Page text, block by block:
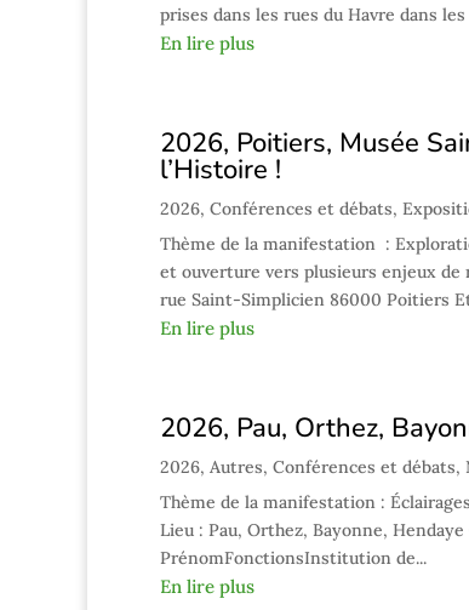
prises dans les rues du Havre dans
En lire plus
2026, Poitiers, Musée
l’Histoire !
2026, Conférences et débats,
Thème de la manifestation :
et ouverture vers plusieurs enjeux de
rue Saint-Simplicien 86000 Poitiers
En lire plus
2026, Pau, Orthez,
2026, Autres, Conférences et débats,
Thème de la manifestation :
Lieu : Pau, Orthez, Bayonne,
PrénomFonctionsInstitution de...
En lire plus